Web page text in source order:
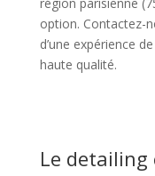
région parisienne
option. Contactez-
d’une expérience
haute qualité.
Le detailing